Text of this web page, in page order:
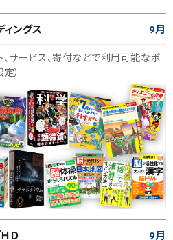
ィングス 9月
、サービス、寄付などで利用可能なポ
）
Ｄ 9月